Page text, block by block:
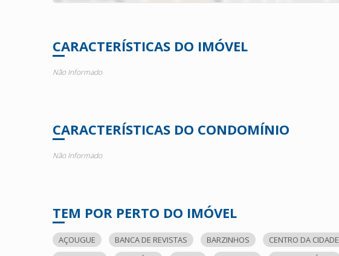
CARACTERÍSTICAS DO IMÓVEL
Não Informado
CARACTERÍSTICAS DO CONDOMÍNIO
Não Informado
TEM POR PERTO DO IMÓVEL
AÇOUGUE BANCA DE REVISTAS BARZINHOS CENTRO DA CIDADE